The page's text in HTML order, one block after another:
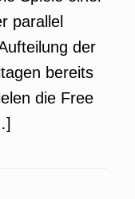
parallel
der
bereits
die Free